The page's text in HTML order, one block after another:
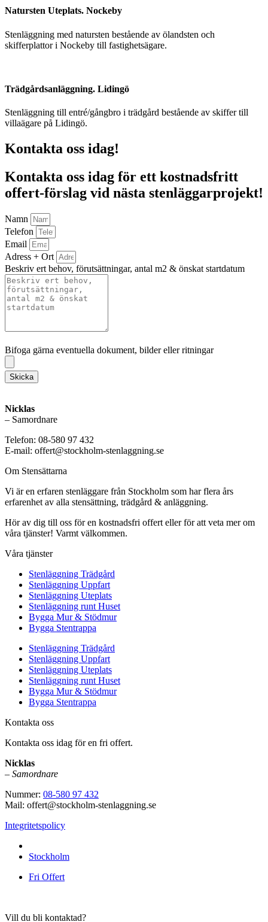
Natursten Uteplats. Nockeby
Stenläggning med natursten bestående av ölandsten och
skifferplattor i Nockeby till fastighetsägare.
Trädgårdsanläggning. Lidingö
Stenläggning till entré/gångbro i trädgård bestående av skiffer till
villaägare på Lidingö.
Kontakta oss idag!
Kontakta oss idag för ett kostnadsfritt
offert-förslag vid nästa stenläggarprojekt!
Namn
Telefon
Email
Adress + Ort
Beskriv ert behov, förutsättningar, antal m2 & önskat startdatum
Bifoga gärna eventuella dokument, bilder eller ritningar
Skicka
Nicklas
– Samordnare
Telefon: 08-580 97 432
E-mail: offert@stockholm-stenlaggning.se
Om Stensättarna
Vi är en erfaren stenläggare från Stockholm som har flera års
erfarenhet av alla stensättning, trädgård & anläggning.
Hör av dig till oss för en kostnadsfri offert eller för att veta mer om
våra tjänster! Varmt välkommen.
Våra tjänster
Stenläggning Trädgård
Stenläggning Uppfart
Stenläggning Uteplats
Stenläggning runt Huset
Bygga Mur & Stödmur
Bygga Stentrappa
Stenläggning Trädgård
Stenläggning Uppfart
Stenläggning Uteplats
Stenläggning runt Huset
Bygga Mur & Stödmur
Bygga Stentrappa
Kontakta oss
Kontakta oss idag för en fri offert.
Nicklas
– Samordnare
Nummer: 08-580 97 432
Mail: offert@stockholm-stenlaggning.se
Integritetspolicy
Stockholm
Fri Offert
Vill du bli kontaktad?